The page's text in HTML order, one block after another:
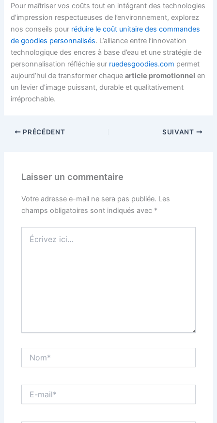
Pour maîtriser vos coûts tout en intégrant des technologies
d’impression respectueuses de l’environnement, explorez
nos conseils pour réduire le coût unitaire des commandes
de goodies personnalisés. L’alliance entre l’innovation
technologique des encres à base d’eau et une stratégie de
personnalisation réfléchie sur ruedesgoodies.com permet
aujourd’hui de transformer chaquearticle promotionnel en
un levier d’image puissant, durable et qualitativement
irréprochable.
PRÉCÉDENT SUIVANT
Laisser un commentaire
Votre adresse e-mail ne sera pas publiée. Les
champs obligatoires sont indiqués avec *
ici…
mail*